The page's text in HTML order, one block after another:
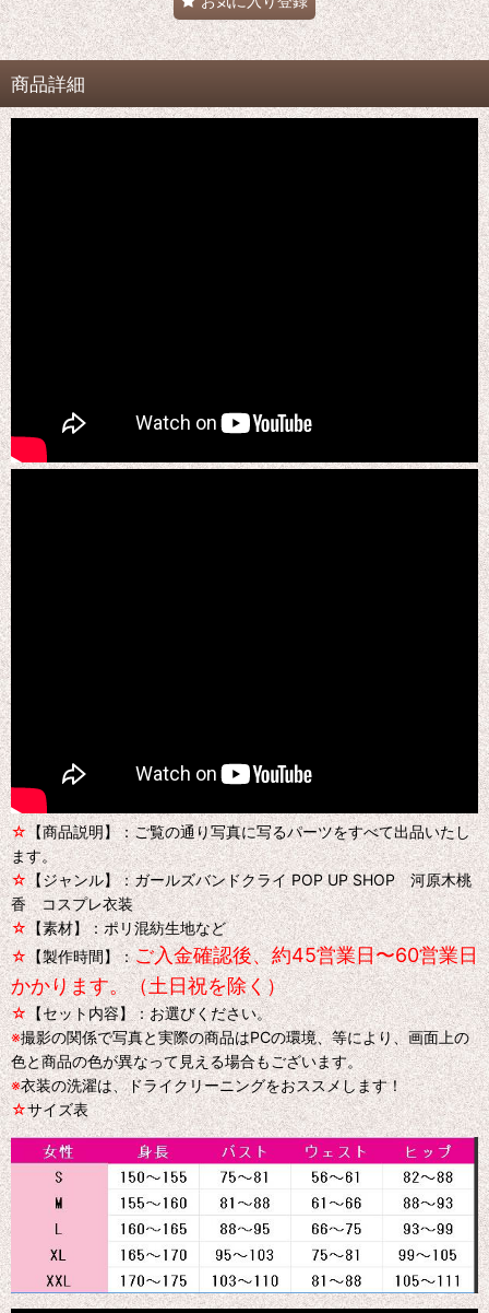
商品詳細
☆【商品説明】：ご覧の通り写真に写るパーツをすべて出品いたし
ます。
☆【ジャンル】：ガールズバンドクライ POP UP SHOP 河原木桃
香 コスプレ衣装
☆【素材】：ポリ混紡生地など
☆【製作時間】：ご入金確認後、約45営業日〜60営業日
かかります。（土日祝を除く）
☆【セット内容】：お選びください。
※撮影の関係で写真と実際の商品はPCの環境、等により、画面上の
色と商品の色が異なって見える場合もございます。
※衣装の洗濯は、ドライクリーニングをおススメします！
☆サイズ表